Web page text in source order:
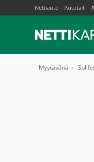
Nettiauto Autotalli
Myytävänä